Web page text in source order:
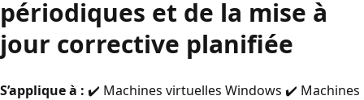
périodiques et de la mise à
jour corrective planifiée
S’applique à : ✔️ Machines virtuelles Windows ✔️ Machines